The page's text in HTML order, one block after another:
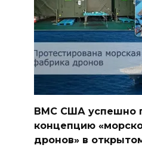
ВМС США успешно
концепцию
дронов» в